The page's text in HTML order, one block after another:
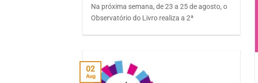
Na próxima semana, de 23 a 25 de agosto, o
Observatório do Livro realiza a 2ª
02
Aug